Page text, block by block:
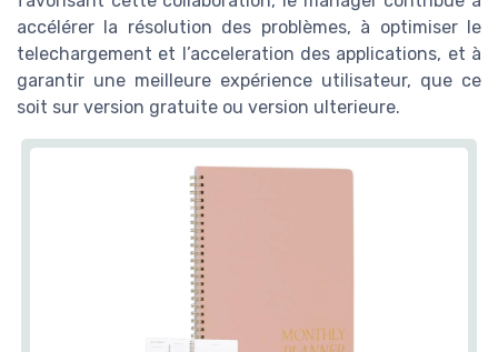
accélérer la résolution des problèmes, à optimiser le
telechargement et l’acceleration des applications, et à
garantir une meilleure expérience utilisateur, que ce
soit sur version gratuite ou version ulterieure.